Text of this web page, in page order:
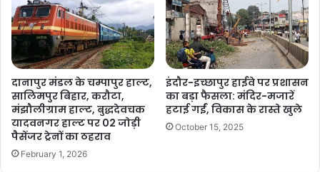
दानापुर मंडल के चम्पापुर हाल्ट,
सालिमपुर बिहार, करौटा,
मंझौलीग्राम हाल्ट, बुद्धदेवचक
यादवनगर हाल्ट पर 02 जोड़ी
पैसेंजर ट्रेनों का ठहराव
February 1, 2026
इंदौर-इच्छापुर हाईवे पर प्रशासन
का बड़ा फैसला: मंदिर-मजारें
हटाई गईं, विकास के रास्ते खुले
October 15, 2025